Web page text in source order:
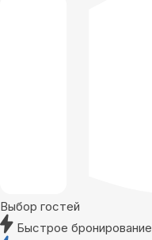
Выбор гостей
Быстрое бронирование